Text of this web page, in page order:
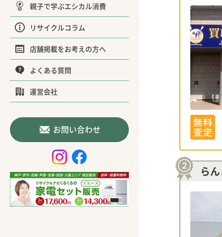
親子で学ぶエシカル消費
リサイクルコラム
店舗掲載をお考えの方へ
よくある質問
運営会社
お問い合わせ
ら